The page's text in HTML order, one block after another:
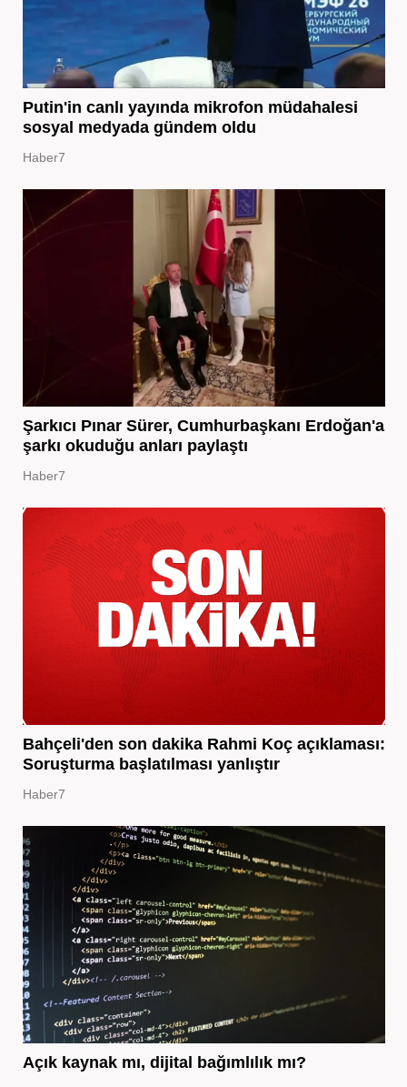
Putin'in canlı yayında mikrofon müdahalesi
sosyal medyada gündem oldu
Haber7
Şarkıcı Pınar Sürer, Cumhurbaşkanı Erdoğan'a
şarkı okuduğu anları paylaştı
Haber7
Bahçeli'den son dakika Rahmi Koç açıklaması:
Soruşturma başlatılması yanlıştır
Haber7
Açık kaynak mı, dijital bağımlılık mı?